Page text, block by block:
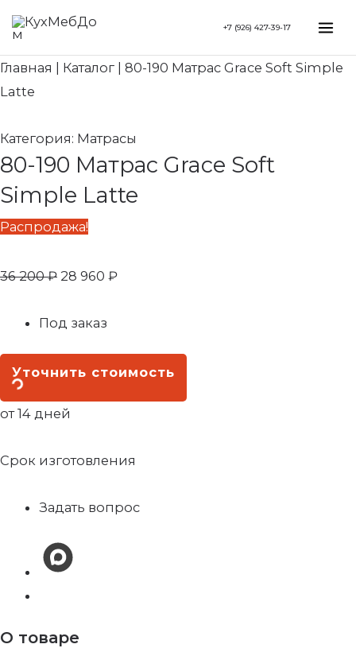
Перейти
содержимому
+7 (926) 427-39-17
Главная Каталог
80-190 Матрас Grace Soft Simple
Latte
Категория: Матрасы
80-190 Матрас Grace Soft
Simple Latte
Распродажа!
36 200₽
Первоначальная
составляла
28 960 ₽
28
Под заказ
Уточнить стоимость
от 14 дней
Срок изготовления
Задать вопрос
О товаре
Search...